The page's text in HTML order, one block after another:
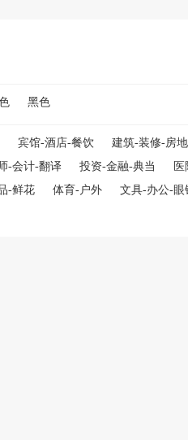
黑色
宾馆-酒店-餐饮 建筑-装修-房
-会计-翻译 投资-金融-典当
-鲜花 体育-户外 文具-办公-眼